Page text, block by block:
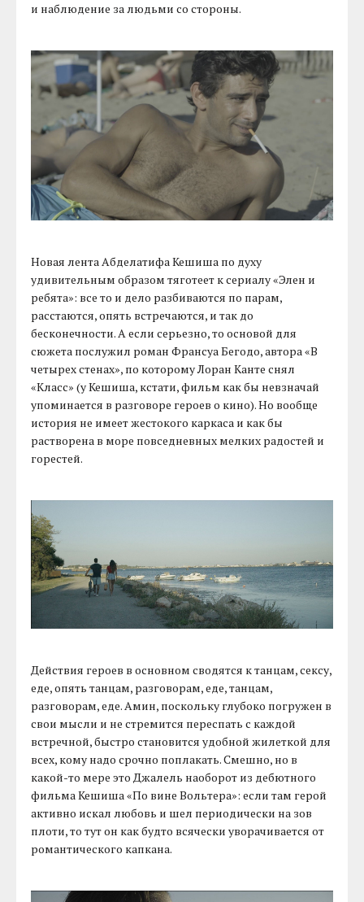
и наблюдение за людьми со стороны.
Новая лента Абделатифа Кешиша по духу
удивительным образом тяготеет к сериалу «Элен и
ребята»: все то и дело разбиваются по парам,
расстаются, опять встречаются, и так до
бесконечности. А если серьезно, то основой для
сюжета послужил роман Франсуа Бегодо, автора «В
четырех стенах», по которому Лоран Канте снял
«Класс» (у Кешиша, кстати, фильм как бы невзначай
упоминается в разговоре героев о кино). Но вообще
история не имеет жестокого каркаса и как бы
растворена в море повседневных мелких радостей и
горестей.
Действия героев в основном сводятся к танцам, сексу,
еде, опять танцам, разговорам, еде, танцам,
разговорам, еде. Амин, поскольку глубоко погружен в
свои мысли и не стремится переспать с каждой
встречной, быстро становится удобной жилеткой для
всех, кому надо срочно поплакать. Смешно, но в
какой-то мере это Джалель наоборот из дебютного
фильма Кешиша «По вине Вольтера»: если там герой
активно искал любовь и шел периодически на зов
плоти, то тут он как будто всячески уворачивается от
романтического капкана.